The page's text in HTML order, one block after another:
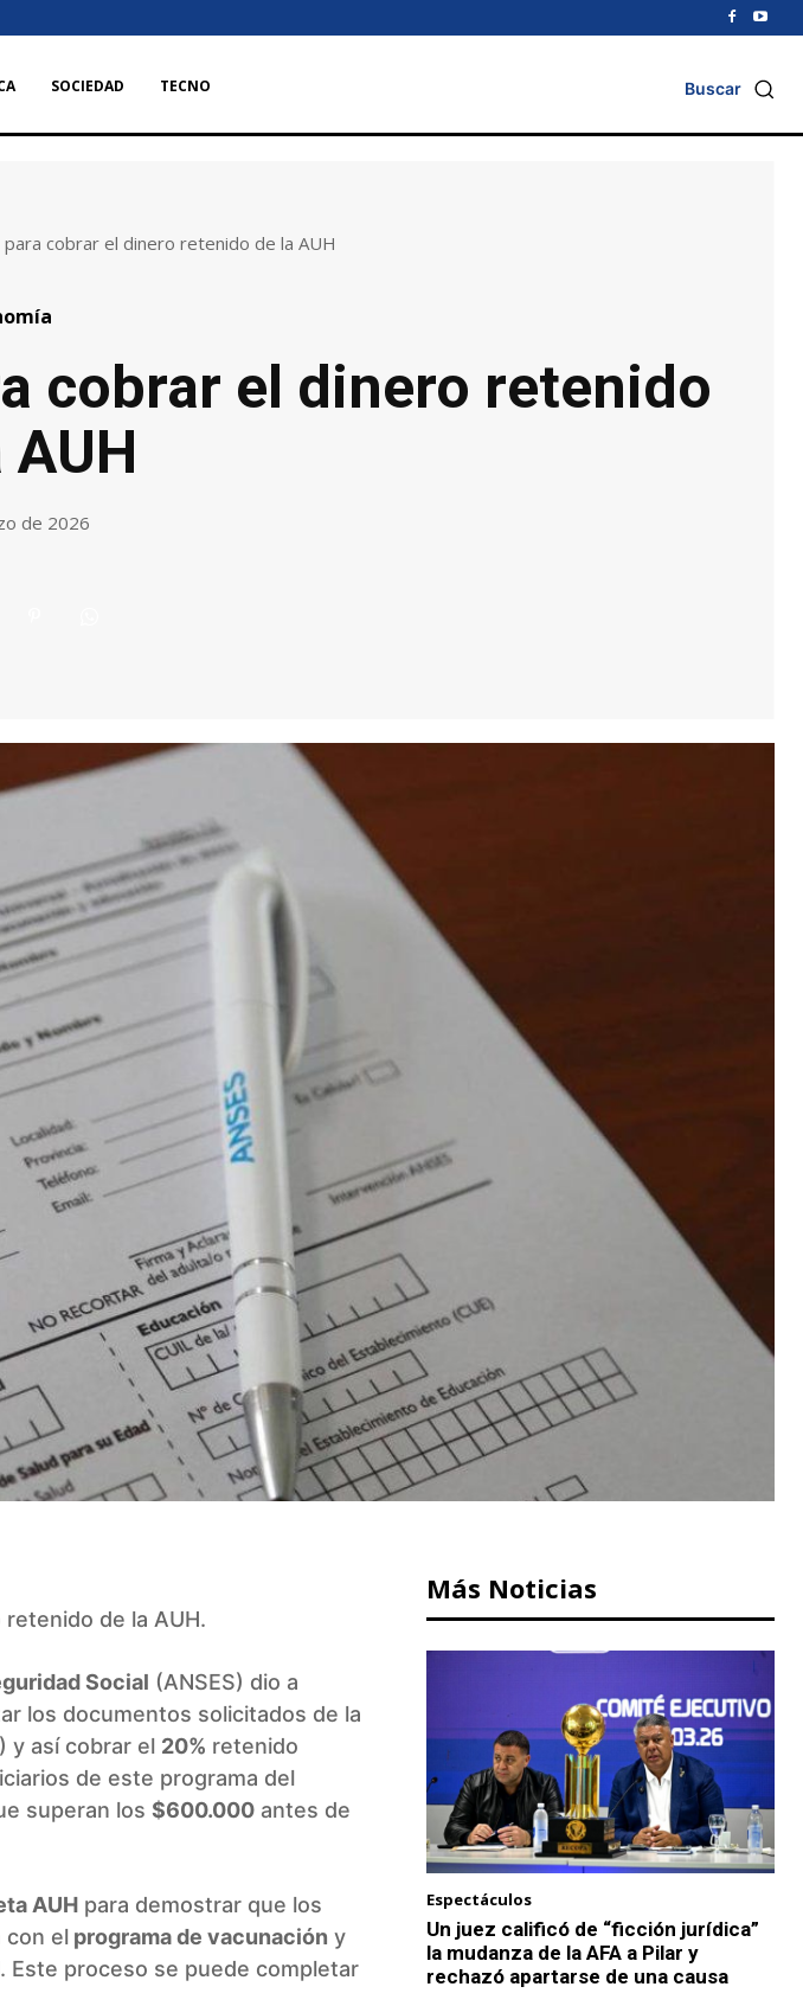
SOCIEDAD TECNO Buscar
para cobrar el dinero retenido de la AUH
cobrar el dinero retenido
de 2026
de la AUH.
Social (ANSES) dio a
los documentos solicitados de la
y así cobrar el 20% retenido
de este programa del
superan los $600.000 antes de
AUH para demostrar que los
con el programa de vacunación y
. Este proceso se puede completar
Más Noticias
Espectáculos
Un juez calificó de “ficción jurídica”
la mudanza de la AFA a Pilar y
rechazó apartarse de una causa